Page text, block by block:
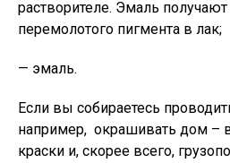
растворителе. Эмаль
перемолотого пигмента в лак;
— эмаль.
Если вы собираетесь
например, окрашивать дом –
краски и, скорее всего,